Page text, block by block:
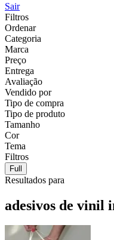
Sair
Filtros
Ordenar
Categoria
Marca
Preço
Entrega
Avaliação
Vendido por
Tipo de compra
Tipo de produto
Tamanho
Cor
Tema
Filtros
Full
Resultados para
adesivos de vinil